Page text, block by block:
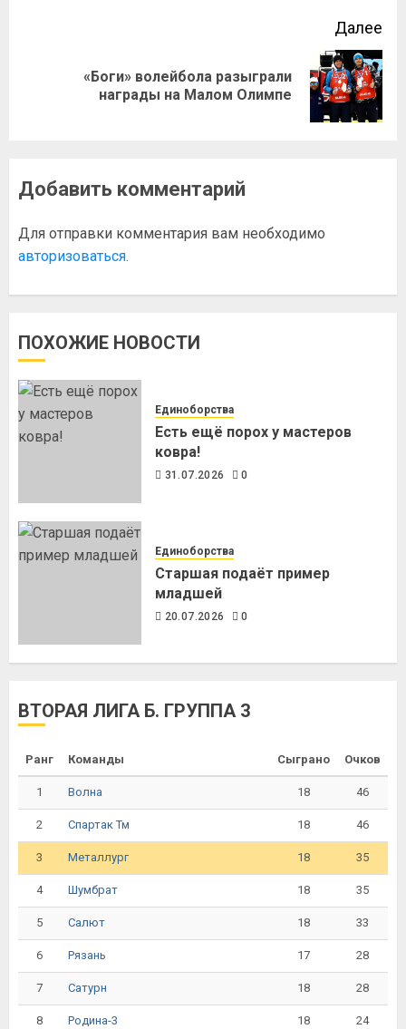
Далее
«Боги» волейбола разыграли
награды на Малом Олимпе
Добавить комментарий
Для отправки комментария вам необходимо
авторизоваться.
ПОХОЖИЕ НОВОСТИ
Единоборства
Есть ещё порох у мастеров
ковра!
31.07.2026 0
Единоборства
Старшая подаёт пример
младшей
20.07.2026 0
ВТОРАЯ ЛИГА Б. ГРУППА 3
Ранг Команды Сыграно Очков
1 Волна 18 46
2 Спартак Тм 18 46
3 Металлург 18 35
4 Шумбрат 18 35
5 Салют 18 33
6 Рязань 17 28
7 Сатурн 18 28
8 Родина-3 18 24